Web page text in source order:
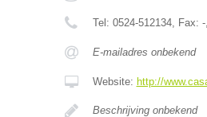
Tel: 0524-512134, Fax: -
E-mailadres onbekend
Website: http://
Beschrijving onbekend